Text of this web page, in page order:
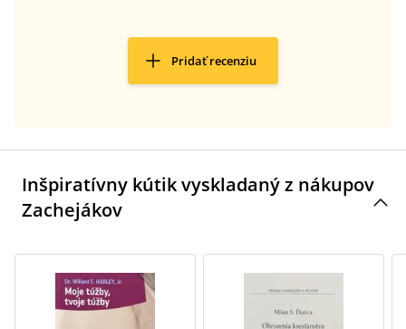
Pridať recenziu
Inšpiratívny kútik vyskladaný z nákupov
Zachejákov